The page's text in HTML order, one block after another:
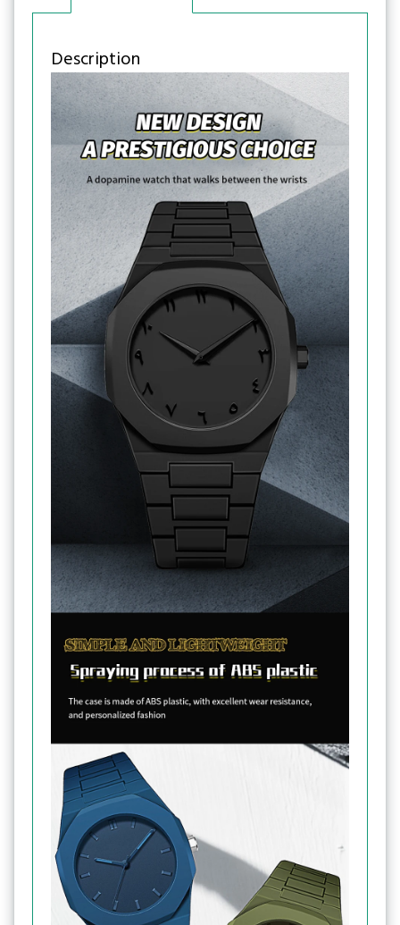
Description